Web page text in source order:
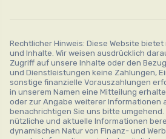
Rechtlicher Hinweis: Diese Website
und Inhalte. Wir weisen ausdrücklich
Zugriff auf unsere Inhalte oder den
und Dienstleistungen keine Zahlungen,
sonstige finanzielle Vorauszahlungen
in unserem Namen eine Mitteilung
oder zur Angabe weiterer Informationen
benachrichtigen Sie uns bitte umgehend.
nützliche und aktuelle Informationen
dynamischen Natur von Finanz- und